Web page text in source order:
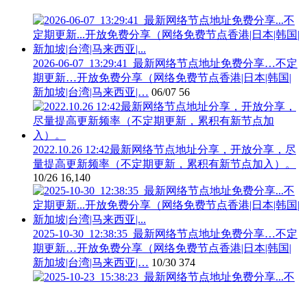
2026-06-07_13:29:41_最新网络节点地址免费分享…不定
期更新…开放免费分享（网络免费节点香港|日本|韩国|
新加坡|台湾|马来西亚|… 06/07 56
2022.10.26 12:42最新网络节点地址分享，开放分享，尽
量提高更新频率（不定期更新，累积有新节点加入）。
10/26 16,140
2025-10-30_12:38:35_最新网络节点地址免费分享…不定
期更新…开放免费分享（网络免费节点香港|日本|韩国|
新加坡|台湾|马来西亚|… 10/30 374